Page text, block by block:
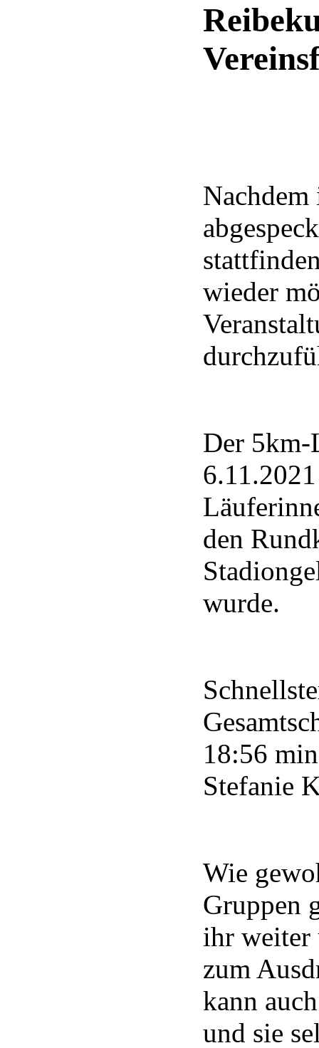
wieder
Der 5km-
den
wurde.
18:56
Stefanie
Wie
Gruppen
ihr weiter
zum
kann
und sie